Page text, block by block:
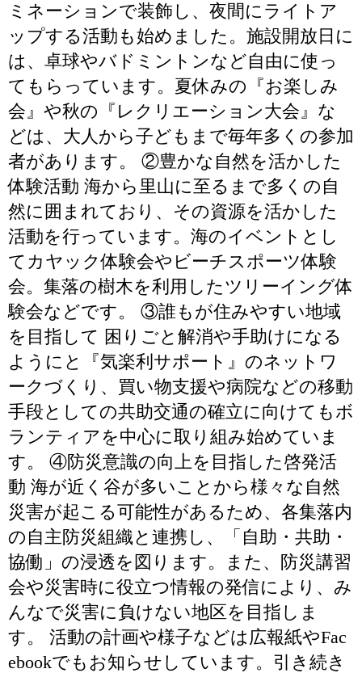
ミネーションで装飾し、夜間にライトア
ップする活動も始めました。施設開放日に
は、卓球やバドミントンなど自由に使っ
てもらっています。夏休みの『お楽しみ
会』や秋の『レクリエーション大会』な
どは、大人から子どもまで毎年多くの参加
者があります。 ②豊かな自然を活かした
体験活動 海から里山に至るまで多くの自
然に囲まれており、その資源を活かした
活動を行っています。海のイベントとし
てカヤック体験会やビーチスポーツ体験
会。集落の樹木を利用したツリーイング体
験会などです。 ③誰もが住みやすい地域
を目指して 困りごと解消や手助けになる
ようにと『気楽利サポート』のネットワ
ークづくり、買い物支援や病院などの移動
手段としての共助交通の確立に向けてもボ
ランティアを中心に取り組み始めていま
す。 ④防災意識の向上を目指した啓発活
動 海が近く谷が多いことから様々な自然
災害が起こる可能性があるため、各集落内
の自主防災組織と連携し、「自助・共助・
協働」の浸透を図ります。また、防災講習
会や災害時に役立つ情報の発信により、み
んなで災害に負けない地区を目指しま
す。 活動の計画や様子などは広報紙やFac
ebookでもお知らせしています。引き続き